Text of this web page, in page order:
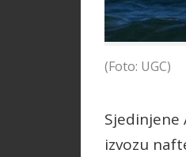
(Foto: UGC)
Sjedinjene
izvozu